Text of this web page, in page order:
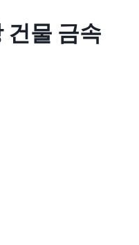
건물 금속